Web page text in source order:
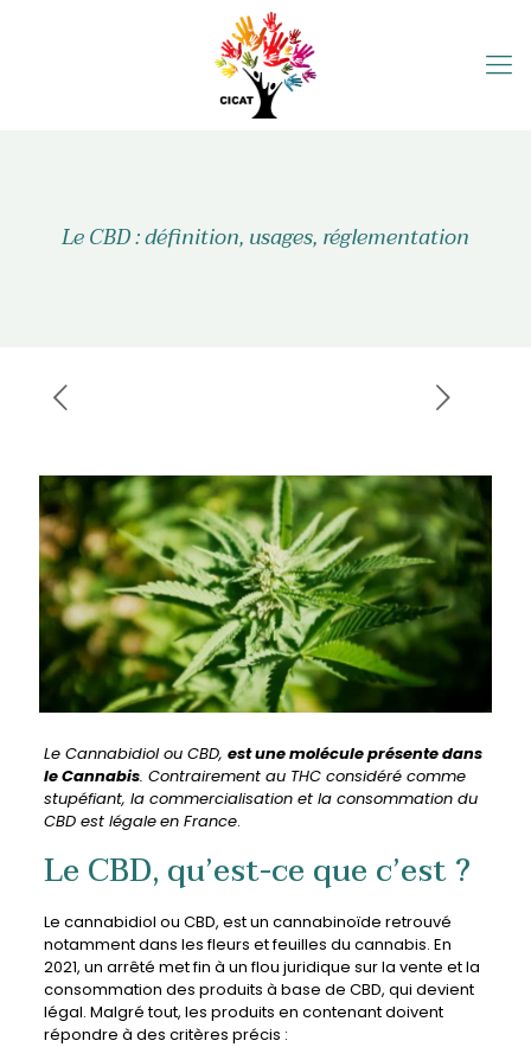
Le CBD : définition, usages, réglementation
Le Cannabidiol ou CBD, est une molécule présente dans
le Cannabis. Contrairement au THC considéré comme
stupéfiant, la commercialisation et la consommation du
CBD est légaleen France.
Le CBD, qu’est-ce que c’est ?
Le cannabidiol ou CBD, est un cannabinoïde retrouvé
notamment dans les fleurs et feuilles du cannabis. En
2021, un arrêté met fin à un flou juridique sur la vente et la
consommation des produits à base de CBD, qui devient
légal. Malgré tout, les produits en contenant doivent
répondre à des critères précis :